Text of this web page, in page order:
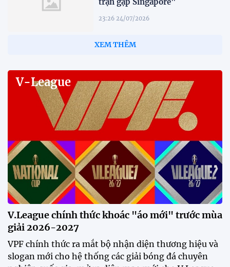
trận gặp Singapore"
23:26 24/07/2026
XEM THÊM
V-League
V.League chính thức khoác "áo mới" trước mùa
giải 2026-2027
VPF chính thức ra mắt bộ nhận diện thương hiệu và
slogan mới cho hệ thống các giải bóng đá chuyên